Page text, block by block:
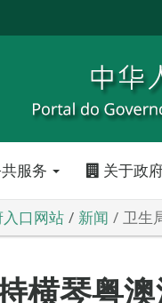
服务 关于政
口网站 新闻 卫生
横琴粤